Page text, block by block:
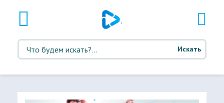
Искать